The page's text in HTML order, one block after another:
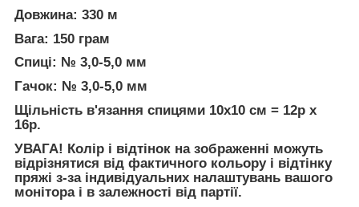
Довжина: 330 м
Вага: 150 грам
Спиці: № 3,0-5,0 мм
Гачок: № 3,0-5,0 мм
Щільність в'язання спицями 10х10 см = 12p х
16р.
УВАГА! Колір і відтінок на зображенні можуть
відрізнятися від фактичного кольору і відтінку
пряжі з-за індивідуальних налаштувань вашого
монітора і в залежності від партії.